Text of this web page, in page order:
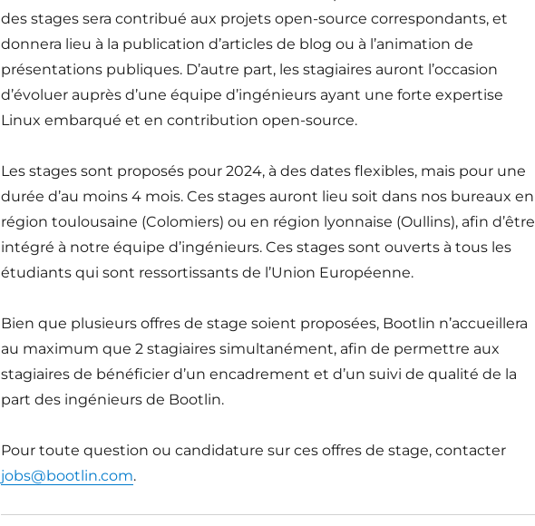
des stages sera contribué aux projets open-source correspondants, et
donnera lieu à la publication d’articles de blog ou à l’animation de
présentations publiques. D’autre part, les stagiaires auront l’occasion
d’évoluer auprès d’une équipe d’ingénieurs ayant une forte expertise
Linux embarqué et en contribution open-source.
Les stages sont proposés pour 2024, à des dates flexibles, mais pour une
durée d’au moins 4 mois. Ces stages auront lieu soit dans nos bureaux en
région toulousaine (Colomiers) ou en région lyonnaise (Oullins), afin d’être
intégré à notre équipe d’ingénieurs. Ces stages sont ouverts à tous les
étudiants qui sont ressortissants de l’Union Européenne.
Bien que plusieurs offres de stage soient proposées, Bootlin n’accueillera
au maximum que 2 stagiaires simultanément, afin de permettre aux
stagiaires de bénéficier d’un encadrement et d’un suivi de qualité de la
part des ingénieurs de Bootlin.
Pour toute question ou candidature sur ces offres de stage, contacter
jobs@bootlin.com.